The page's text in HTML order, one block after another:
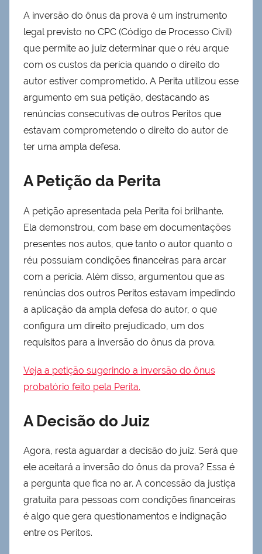
A inversão do ônus da prova é um instrumento
legal previsto no CPC (Código de Processo Civil)
que permite ao juiz determinar que o réu arque
com os custos da perícia quando o direito do
autor estiver comprometido. A Perita utilizou esse
argumento em sua petição, destacando as
renúncias consecutivas de outros Peritos que
estavam comprometendo o direito do autor de
ter uma ampla defesa.
A Petição da Perita
A petição apresentada pela Perita foi brilhante.
Ela demonstrou, com base em documentações
presentes nos autos, que tanto o autor quanto o
réu possuíam condições financeiras para arcar
com a perícia. Além disso, argumentou que as
renúncias dos outros Peritos estavam impedindo
a aplicação da ampla defesa do autor, o que
configura um direito prejudicado, um dos
requisitos para a inversão do ônus da prova.
Veja a petição sugerindo a inversão do ônus
probatório feito pela Perita.
A Decisão do Juiz
Agora, resta aguardar a decisão do juiz. Será que
ele aceitará a inversão do ônus da prova? Essa é
a pergunta que fica no ar. A concessão da justiça
gratuita para pessoas com condições financeiras
é algo que gera questionamentos e indignação
entre os Peritos.